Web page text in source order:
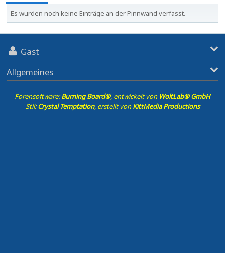
Es wurden noch keine Einträge an der Pinnwand verfasst.
Gast
Allgemeines
Forensoftware:Burning Board®, entwickelt von WoltLab® GmbH
Stil:Crystal Temptation, erstellt vonKittMedia Productions